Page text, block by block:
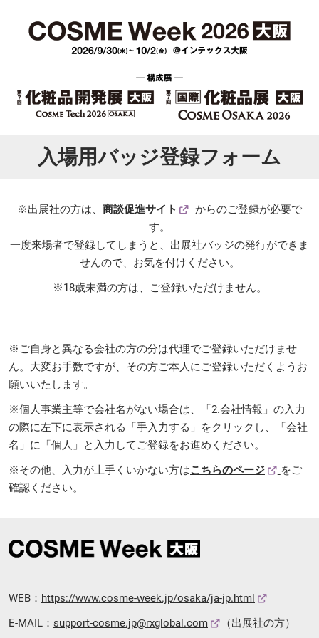
入場用バッジ登録フォーム
※出展社の方は、 商談促進サイト
からのご登録が必要で
す。
一度来場者で登録してしまうと、出展社バッジの発行ができま
せんので、お気を付けください。
※18歳未満の方は、ご登録いただけません。
※ご自身と異なる会社の方の分は代理でご登録いただけませ
ん。大変お手数ですが、その方ご本人にご登録いただくようお
願いいたします。
※個人事業主等で会社名がない場合は、「2.会社情報」の入力
の際に左下に表示される「手入力する」をクリックし、「会社
名」に「個人」と入力してご登録をお進めください。
※その他、入力が上手くいかない方はこちらのページ
をご
確認ください。
WEB： https://www.cosme-week.jp/osaka/ja-jp.html
E-MAIL： support-cosme.jp@rxglobal.com （出展社の方）